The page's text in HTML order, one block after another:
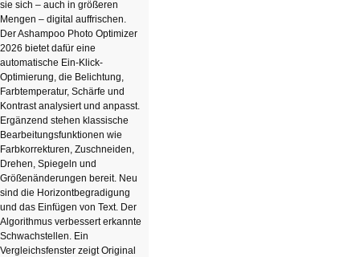
sie sich – auch in größeren
Mengen – digital auffrischen.
Der Ashampoo Photo Optimizer
2026 bietet dafür eine
automatische Ein-Klick-
Optimierung, die Belichtung,
Farbtemperatur, Schärfe und
Kontrast analysiert und anpasst.
Ergänzend stehen klassische
Bearbeitungsfunktionen wie
Farbkorrekturen, Zuschneiden,
Drehen, Spiegeln und
Größenänderungen bereit. Neu
sind die Horizontbegradigung
und das Einfügen von Text. Der
Algorithmus verbessert erkannte
Schwachstellen. Ein
Vergleichsfenster zeigt Original